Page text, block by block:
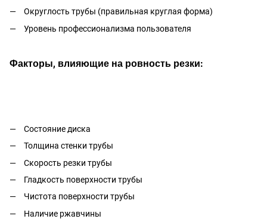
Округлость трубы (правильная круглая форма)
Уровень профессионализма пользователя
Факторы, влияющие на ровность резки:
Состояние диска
Толщина стенки трубы
Скорость резки трубы
Гладкость поверхности трубы
Чистота поверхности трубы
Наличие ржавчины